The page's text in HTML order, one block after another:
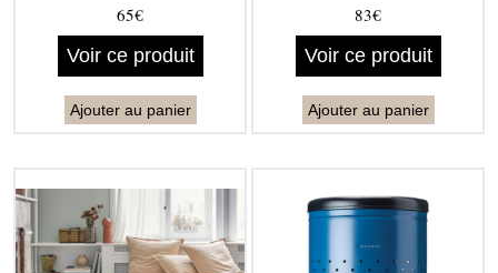
65€
Voir ce produit
Ajouter au panier
83€
Voir ce produit
Ajouter au panier